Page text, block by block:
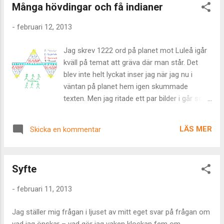
något om att Påven den Helige faktiskt
det inte luktar samband. Jag menar – bägge
signalstarka medialandskapet och oavsett
om de bägge är konstruerade eller inte så är
ju storyns utveckling intressant. Det händer
ju grejor här i världen och bortom. Jag är av
uppfattningen att det vänt. Att polariteten
istället för att färdas ifrån det. De där
Många hövdingar och få indianer
- februari 12, 2013
Jag skrev 1222 ord på planet mot Luleå igår
kväll på temat att gräva där man står. Det
blev inte helt lyckat inser jag när jag nu i
väntan på planet hem igen skummade
texten. Men jag ritade ett par bilder i går som
är användbara. Bild ett: Visar hur stora
effekten ohyggligt avsevärt men inte utan att
foten. (Men visst ser det egentligen ut som
Skicka en kommentar LÄS MER
Syfte
- februari 11, 2013
Jag ställer mig frågan i ljuset av mitt eget svar på frågan om